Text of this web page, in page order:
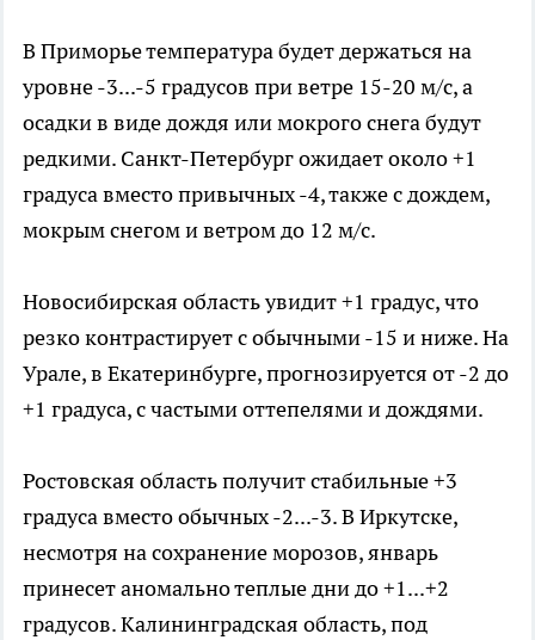
В Приморье температура будет держаться на
уровне -3...-5 градусов при ветре 15-20 м/с, а
осадки в виде дождя или мокрого снега будут
редкими. Санкт-Петербург ожидает около +1
градуса вместо привычных -4, также с дождем,
мокрым снегом и ветром до 12 м/с.
Новосибирская область увидит +1 градус, что
резко контрастирует с обычными -15 и ниже. На
Урале, в Екатеринбурге, прогнозируется от -2 до
+1 градуса, с частыми оттепелями и дождями.
Ростовская область получит стабильные +3
градуса вместо обычных -2...-3. В Иркутске,
несмотря на сохранение морозов, январь
принесет аномально теплые дни до +1...+2
градусов. Калининградская область, под